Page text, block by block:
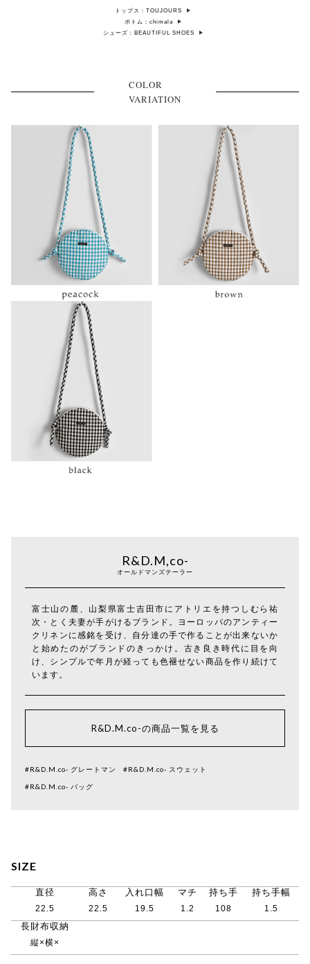
トップス：TOUJOURS
ボトム：chimala
シューズ：BEAUTIFUL SHOES
COLOR
VARIATION
R&D.M,co-
オールドマンズテーラー
富士山の麓、山梨県富士吉田市にアトリエを持つしむら祐
次・とく夫妻が手がけるブランド。ヨーロッパのアンティー
クリネンに感銘を受け、自分達の手で作ることが出来ないか
と始めたのがブランドのきっかけ。古き良き時代に目を向
け、シンプルで年月が経っても色褪せない商品を作り続けて
います。
R&D.M.co-の商品一覧を見る
#R&D.M.co- グレートマン #R&D.M.co- スウェット
#R&D.M.co- バッグ
SIZE
直径 高さ 入れ口幅 マチ 持ち手 持ち手幅
22.5 22.5 19.5 1.2 108 1.5
長財布収納
縦×横×